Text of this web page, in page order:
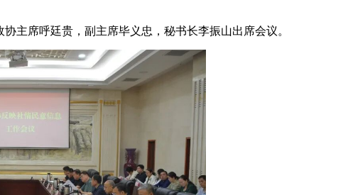
主席呼廷贵，副主席毕义忠，秘书长李振山出席会议。